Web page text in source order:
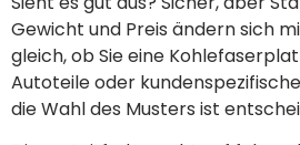
Gewicht und Preis ändern sich
gleich, ob Sie eine
Autoteile oder
die Wahl des Musters ist